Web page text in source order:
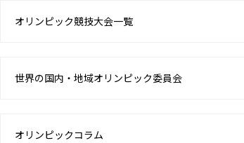
オリンピック競技大会一覧
世界の国内・地域オリンピック委員会
オリンピックコラム